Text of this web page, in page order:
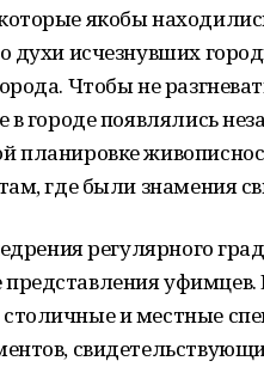
якобы
духи исчезнувших
Чтобы не
в городе появлялись
планировке
где были знамения
регулярного
уфимцев.
и местные